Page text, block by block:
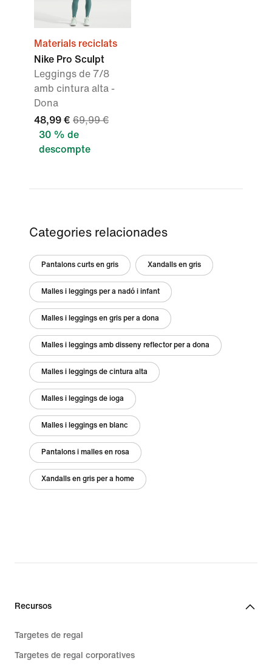
Materials reciclats
Nike Pro Sculpt
Leggings de 7/8
amb cintura alta -
Dona
48,99 € 69,99 €
30 % de
descompte
Categories relacionades
Pantalons curts en gris Xandalls en gris
Malles i leggings per a nadó i infant
Malles i leggings en gris per a dona
Malles i leggings amb disseny reflector per a dona
Malles i leggings de cintura alta
Malles i leggings de ioga
Malles i leggings en blanc
Pantalons i malles en rosa
Xandalls en gris per a home
Recursos
Targetes de regal
Targetes de regal corporatives